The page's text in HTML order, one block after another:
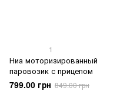
1
Ниа моторизированный
паровозик с прицепом
799.00 грн 849.00 грн